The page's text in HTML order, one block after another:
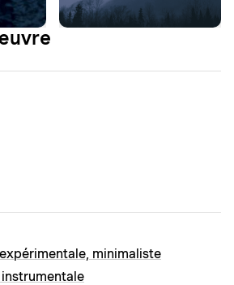
minimaliste